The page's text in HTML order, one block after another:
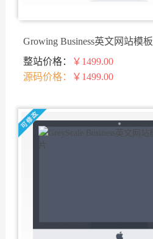
Growing Business英文网站模板
整站价格：
￥1499.00
源码价格：
￥1499.00